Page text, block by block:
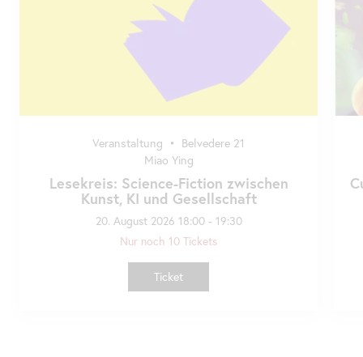
Lesekreis: Science-Fiction zwischen
Kunst, KI und Gesellschaft
Veranstaltung •
Belvedere 21
Miao Ying
20. August 2026 18:00 - 19:30
Nur noch 10 Tickets
Ticket